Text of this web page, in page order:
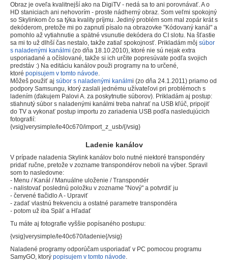
Obraz je oveľa kvalitnejší ako na DigiTV - nedá sa to ani porovnávať. A o
HD staniciach ani nehovorím - proste nádherný obraz. Som veľmi spokojný
so Skylinkom čo sa týka kvality príjmu. Jediný problém som mal zopár krát s
dekóderom, pretože mi po zapnutí písalo na obrazovke "Kódovaný kanál" a
pomohlo až vytiahnutie a spätné vsunutie dekódera do CI slotu. Na šťastie
sa mi to už dlhší čas nestalo, takže zatiaľ spokojnosť. Prikladám môj súbor
s naladenými kanálmi (zo dňa 18.10.2010), ktoré nie sú nejak extra
usporiadané a očíslované, takže si ich určite popresúvate podľa svojich
predstáv :) Na editáciu kanálov použi programy na to určené,
ktoré popisujem v tomto návode
Môžeš použiť aj súbor s naladenými kanálmi (zo dňa 24.1.2011) priamo od
podpory Samsungu, ktorý zaslali jednému užívateľovi pri problémoch s
ladením (ďakujem Palovi A. za poskytnutie súborov). Prikladám aj postup:
stiahnutý súbor s naladenými kanálmi treba nahrať na USB kľúč, pripojiť
do TV a vykonať postup importu zo zariadenia USB podľa nasledujúcich
fotografií:
{vsig}verysimple/le40c670/import_z_usb/{/vsig}
Ladenie kanálov
V prípade naladenia Skylink kanálov bolo nutné niektoré transpondéry
pridať ručne, pretože v zozname transpondérov neboli na výber. Spravil
som to nasledovne:
- Menu / Kanál / Manuálne uloženie / Transpondér
- nalistovať poslednú položku v zozname "Nový" a potvrdiť ju
- červené tlačidlo A - Upraviť
- zadať vlastnú frekvenciu a ostatné parametre transpondéra
- potom už iba Späť a Hľadať
Tu máte aj fotografie vyššie popísaného postupu:
{vsig}verysimple/le40c670/ladenie{/vsig}
Naladené programy odporúčam usporiadať v PC pomocou programu
SamyGO, ktorý popisujem v tomto návode